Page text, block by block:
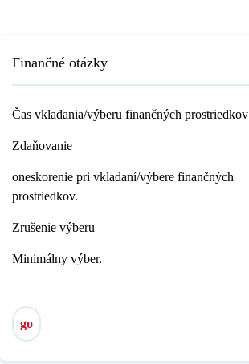
Finančné otázky
Čas vkladania/výberu finančných prostriedkov
Zdaňovanie
oneskorenie pri vkladaní/výbere finančných
prostriedkov.
Zrušenie výberu
Minimálny výber.
go